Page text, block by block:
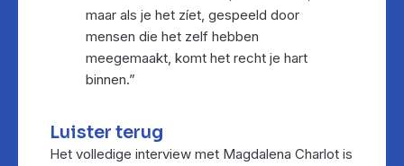
maar als je het zíet, gespeeld door
mensen die het zelf hebben
meegemaakt, komt het recht je hart
binnen.”
Luister terug
Het volledige interview met Magdalena Charlot is